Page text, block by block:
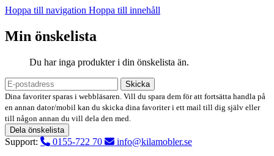
Hoppa till navigation Hoppa till innehåll
Min önskelista
Du har inga produkter i din önskelista än.
Skicka
Dina favoriter sparas i webbläsaren. Vill du spara dem för att fortsätta handla på
en annan dator/mobil kan du skicka dina favoriter i ett mail till dig själv eller
till någon annan du vill dela den med.
Dela önskelista
Support: 0155-722 70
info@kilamobler.se